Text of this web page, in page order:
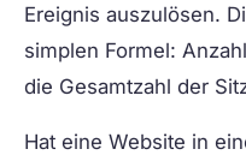
Ereignis auszulösen.
simplen Formel:
die Gesamtzahl der
Hat eine Website in